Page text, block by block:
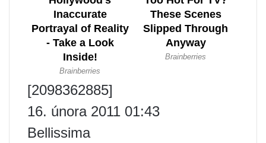
[2098362885]
16. února 2011 01:43
Bellissima